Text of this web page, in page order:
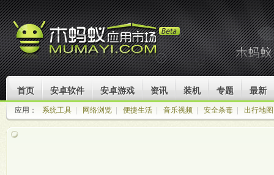
首页 安卓软件 安卓游戏 资讯 装机 专题 最新
应用： 系统工具 网络浏览 便捷生活 音乐视频 安全杀毒 出行地图